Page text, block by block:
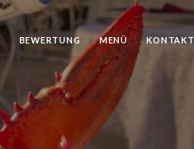
BEWERTUNG MENÜ KONTAKT